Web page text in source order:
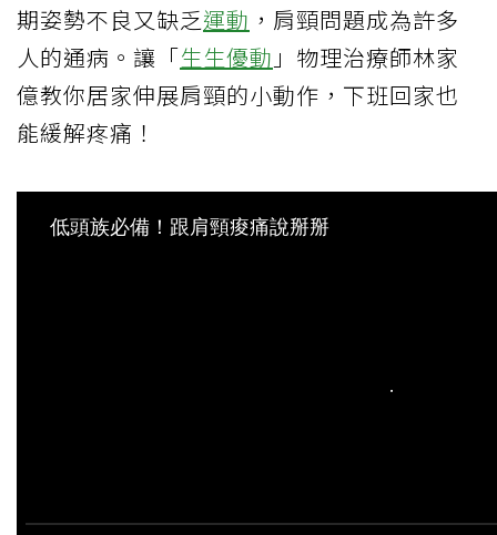
期姿勢不良又缺乏運動 ，肩頸問題成為許多
人的通病。讓「生生優動 」物理治療師林家
億教你居家伸展肩頸的小動作，下班回家也
能緩解疼痛！